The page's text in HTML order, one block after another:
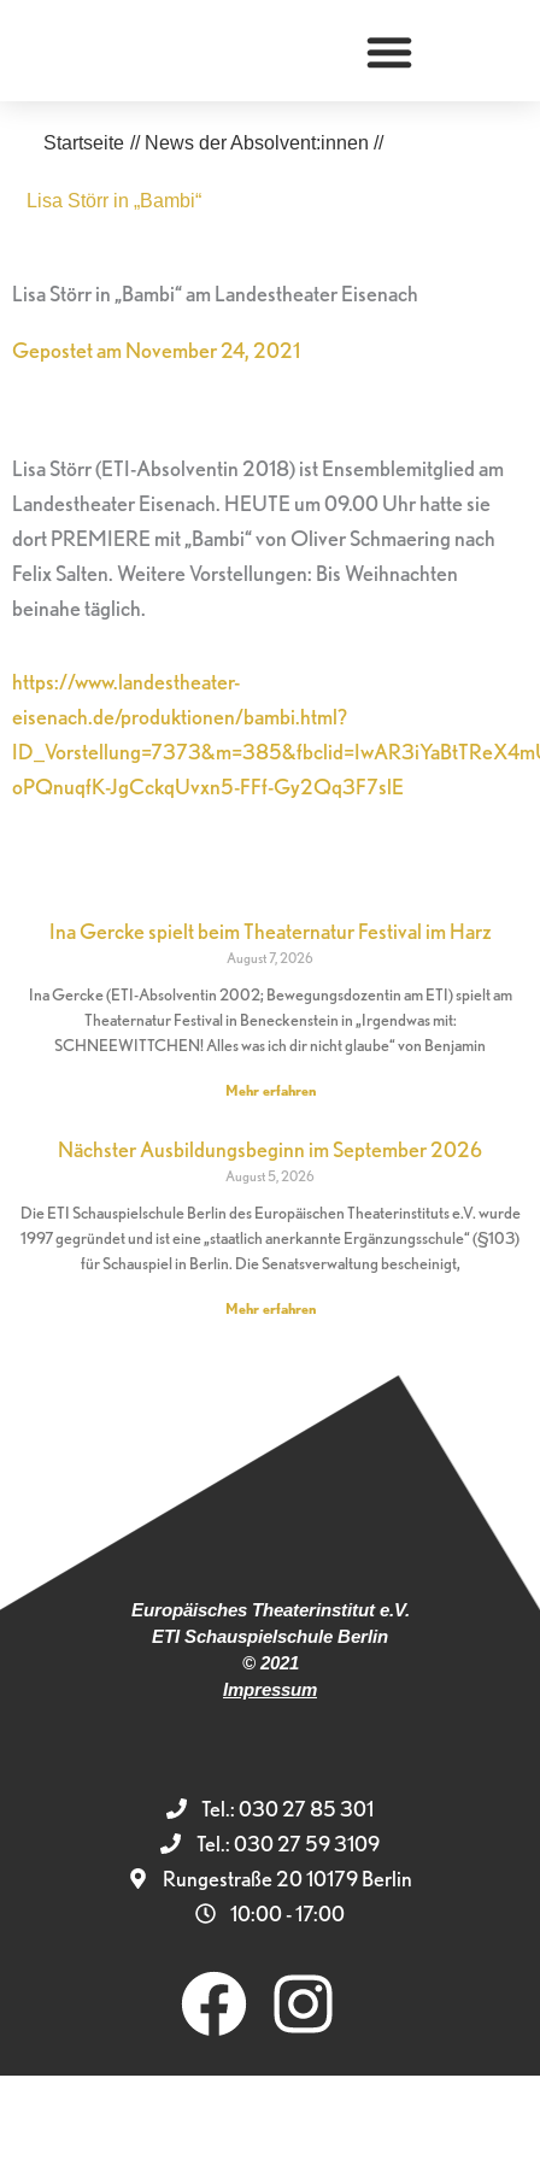
Startseite // News der Absolvent:innen //
Lisa Störr in „Bambi“
Lisa Störr in „Bambi“ am Landestheater Eisenach
Gepostet amNovember 24, 2021
Lisa Störr (ETI-Absolventin 2018) ist Ensemblemitglied am
Landestheater Eisenach. HEUTE um 09.00 Uhr hatte sie
dort PREMIERE mit „Bambi“ von Oliver Schmaering nach
Felix Salten. Weitere Vorstellungen: Bis Weihnachten
beinahe täglich.
https://www.landestheater-
eisenach.de/produktionen/bambi.html?
oPQnuqfK-JgCckqUvxn5-FFf-Gy2Qq3F7slE
Ina Gercke spielt beim Theaternatur Festival im Harz
August 7, 2026
Ina Gercke (ETI-Absolventin 2002; Bewegungsdozentin am ETI) spielt am
Theaternatur Festival in Beneckenstein in „Irgendwas mit:
SCHNEEWITTCHEN! Alles was ich dir nicht glaube“ von Benjamin
Mehr erfahren
Nächster Ausbildungsbeginn im September 2026
August 5, 2026
Die ETI Schauspielschule Berlin des Europäischen Theaterinstituts e.V. wurde
1997 gegründet und ist eine „staatlich anerkannte Ergänzungsschule“ (§103)
für Schauspiel in Berlin. Die Senatsverwaltung bescheinigt,
Mehr erfahren
Europäisches Theaterinstitut e.V.
ETI Schauspielschule Berlin
© 2021
Impressum
Tel.: 030 27 85 301
Tel.: 030 27 59 3109
Rungestraße 20 10179 Berlin
10:00 - 17:00